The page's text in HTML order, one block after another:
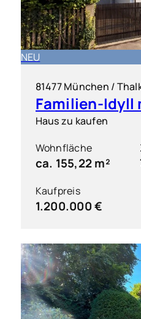
NEU
81477 München /
Haus zu kaufen
Wohnfläche
ca. 155,22 m²
Kaufpreis
1.200.000 €